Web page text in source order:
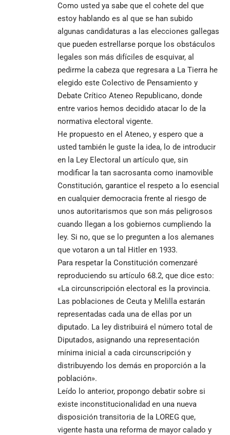
Como usted ya sabe que el cohete del que
estoy hablando es al que se han subido
algunas candidaturas a las elecciones gallegas
que pueden estrellarse porque los obstáculos
legales son más difíciles de esquivar, al
pedirme la cabeza que regresara a La Tierra he
elegido este Colectivo de Pensamiento y
Debate Crítico Ateneo Republicano, donde
entre varios hemos decidido atacar lo de la
normativa electoral vigente.
He propuesto en el Ateneo, y espero que a
usted también le guste la idea, lo de introducir
en la Ley Electoral un artículo que, sin
modificar la tan sacrosanta como inamovible
Constitución, garantice el respeto a lo esencial
en cualquier democracia frente al riesgo de
unos autoritarismos que son más peligrosos
cuando llegan a los gobiernos cumpliendo la
ley. Si no, que se lo pregunten a los alemanes
que votaron a un tal Hitler en 1933.
Para respetar la Constitución comenzaré
reproduciendo su artículo 68.2, que dice esto:
«La circunscripción electoral es la provincia.
Las poblaciones de Ceuta y Melilla estarán
representadas cada una de ellas por un
diputado. La ley distribuirá el número total de
Diputados, asignando una representación
mínima inicial a cada circunscripción y
distribuyendo los demás en proporción a la
población».
Leído lo anterior, propongo debatir sobre si
existe inconstitucionalidad en una nueva
disposición transitoria de la LOREG que,
vigente hasta una reforma de mayor calado y